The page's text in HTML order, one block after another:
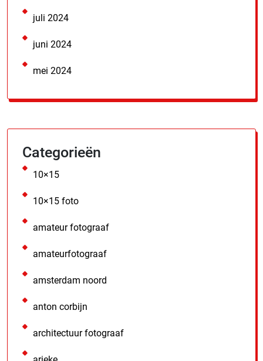
juli 2024
juni 2024
mei 2024
Categorieën
10×15
10×15 foto
amateur fotograaf
amateurfotograaf
amsterdam noord
anton corbijn
architectuur fotograaf